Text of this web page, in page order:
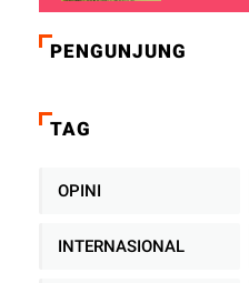
PENGUNJUNG
TAG
OPINI
INTERNASIONAL